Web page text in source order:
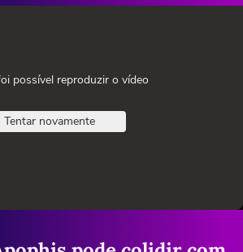
possível reproduzir o vídeo
Tentar novamente